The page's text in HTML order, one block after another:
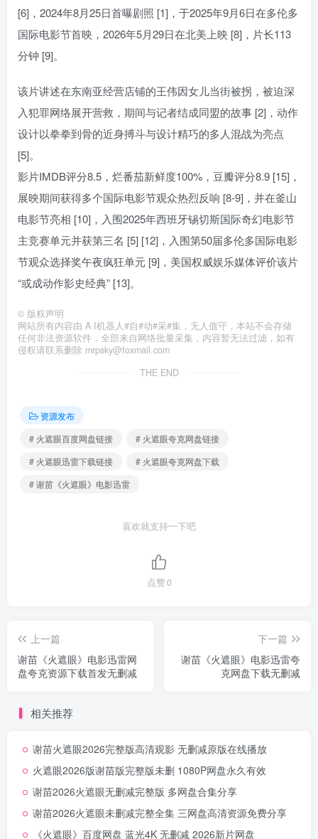
[6]，2024年8月25日首曝剧照 [1]，于2025年9月6日在多伦多
国际电影节首映，2026年5月29日在北美上映 [8]，片长113
分钟 [9]。
该片讲述在东南亚经营店铺的王伟因女儿当街被拐，被迫深
入犯罪网络展开营救，期间与记者结成同盟的故事 [2]，动作
设计以拳拳到骨的近身搏斗与设计精巧的多人混战为亮点
[5]。
影片IMDB评分8.5，烂番茄新鲜度100%，豆瓣评分8.9 [15]，
展映期间获得多个国际电影节观众热烈反响 [8-9]，并在釜山
电影节亮相 [10]，入围2025年西班牙锡切斯国际奇幻电影节
主竞赛单元并获第三名 [5] [12]，入围第50届多伦多国际电影
节观众选择奖午夜疯狂单元 [9]，美国权威娱乐媒体评价该片
“或成动作影史经典” [13]。
© 版权声明
网站所有内容由 A I机器人#自#动#采#集，无人值守，本站不会存储
任何非法资源软件，全部来自网络批量采集，内容暂无法过滤，如有
侵权请联系删除 mrpsky@foxmail.com
THE END
资源发布
# 火遮眼百度网盘链接
# 火遮眼夸克网盘链接
# 火遮眼迅雷下载链接
# 火遮眼夸克网盘下载
# 谢苗《火遮眼》电影迅雷
喜欢就支持一下吧
点赞0
上一篇
谢苗《火遮眼》电影迅雷网
盘夸克资源下载首发无删减
下一篇
谢苗《火遮眼》电影迅雷夸
克网盘下载无删减
相关推荐
谢苗火遮眼2026完整版高清观影 无删减原版在线播放
火遮眼2026版谢苗版完整版未删 1080P网盘永久有效
谢苗2026火遮眼无删减完整版 多网盘合集分享
谢苗2026火遮眼未删减完整全集 三网盘高清资源免费分享
《火遮眼》百度网盘 蓝光4K 无删减 2026新片网盘